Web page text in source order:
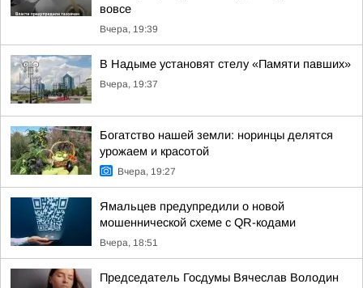
вовсе
Вчера, 19:39
В Надыме установят стелу «Памяти павших»
Вчера, 19:37
Богатство нашей земли: норинцы делятся
урожаем и красотой
Вчера, 19:27
Ямальцев предупредили о новой
мошеннической схеме с QR-кодами
Вчера, 18:51
Председатель Госдумы Вячеслав Володин